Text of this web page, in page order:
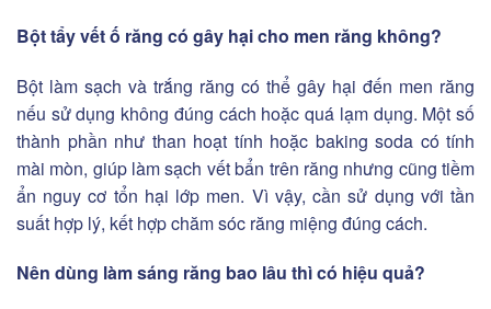
Bột tẩy vết ố răng có gây hại cho men răng không?
Bột làm sạch và trắng răng có thể gây hại đến men răng
nếu sử dụng không đúng cách hoặc quá lạm dụng. Một số
thành phần như than hoạt tính hoặc baking soda có tính
mài mòn, giúp làm sạch vết bẩn trên răng nhưng cũng tiềm
ẩn nguy cơ tổn hại lớp men. Vì vậy, cần sử dụng với tần
suất hợp lý, kết hợp chăm sóc răng miệng đúng cách.
Nên dùng làm sáng răng bao lâu thì có hiệu quả?